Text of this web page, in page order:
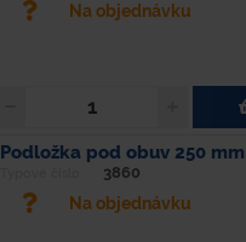
Na objednávku
Podložka pod obuv 250 mm
3860
Na objednávku